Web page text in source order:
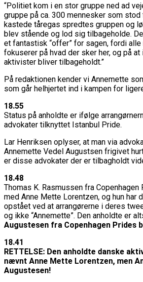
“Politiet kom i en stor gruppe ned ad
gruppe på ca. 300 mennesker som
kastede tåregas spredtes gruppen og
blev stående og lod sig tilbageholde.
et fantastisk “offer” for sagen, fordi
fokuserer på hvad der sker her, og på at
aktivister bliver tilbageholdt.”
På redaktionen kender vi Annemette
som går helhjertet ind i kampen for
18.55
Status på anholdte er ifølge
advokater tilknyttet Istanbul Pride.
Lar Henriksen oplyser, at man via
Annemette Vedel Augustsen frigivet
er disse advokater der er tilbagholdt
18.48
Thomas K. Rasmussen fra Copenhagen
med Anne Mette Lorentzen, og hun har
opstået ved at arrangørerne i deres
og ikke “Annemette”. Den anholdte er
Augustesen fra Copenhagen Prides
18.41
RETTELSE: Den anholdte danske
nævnt Anne Mette Lorentzen, men
Augustesen!